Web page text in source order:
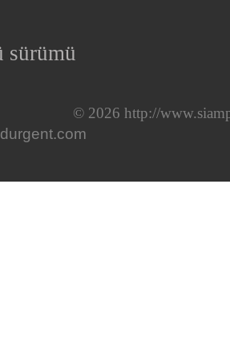
sürümü
© 2026 http://